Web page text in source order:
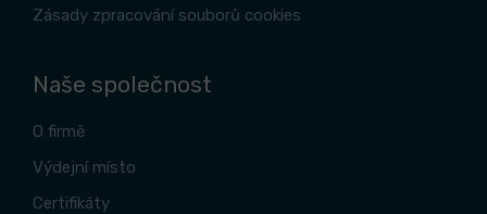
Zásady zpracování souborů cookies
Naše společnost
O firmě
Výdejní místo
Certifikáty